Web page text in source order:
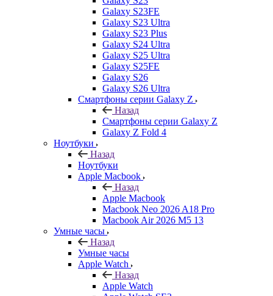
Galaxy S23FE
Galaxy S23 Ultra
Galaxy S23 Plus
Galaxy S24 Ultra
Galaxy S25 Ultra
Galaxy S25FE
Galaxy S26
Galaxy S26 Ultra
Смартфоны серии Galaxy Z
Назад
Смартфоны серии Galaxy Z
Galaxy Z Fold 4
Ноутбуки
Назад
Ноутбуки
Apple Macbook
Назад
Apple Macbook
Macbook Neo 2026 A18 Pro
Macbook Air 2026 M5 13
Умные часы
Назад
Умные часы
Apple Watch
Назад
Apple Watch